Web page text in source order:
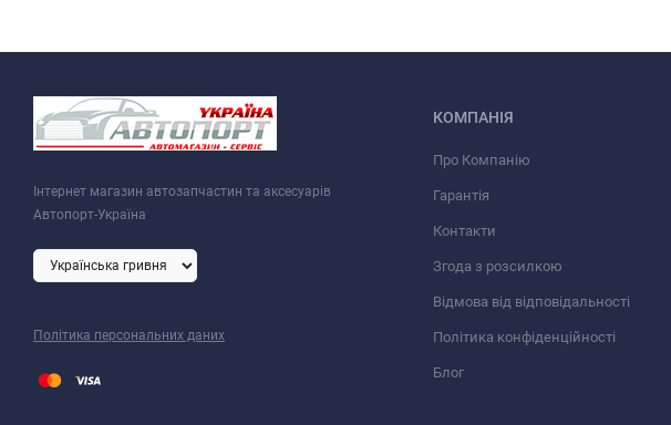
Інтернет магазин автозапчастин та аксесуарів
Автопорт-Україна
Політика персональних даних
КОМПАНІЯ
Про Компанію
Гарантія
Контакти
Згода з розсилкою
Відмова від відповідальності
Політика конфіденційності
Блог